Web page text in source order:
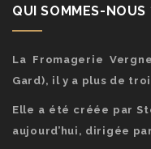
QUI SOMMES-NOUS
La Fromagerie
Gard), il y a plus de
Elle a été créée par
aujourd’hui, dirigée